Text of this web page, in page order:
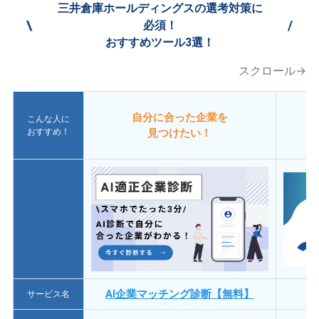
\
三井倉庫ホールディングスの選考対策に
必須！
おすすめツール3選！
/
スクロール→
こんな人に
おすすめ！
自分に合った企業を
見つけたい！
サービス名 AI企業マッチング診断【無料】